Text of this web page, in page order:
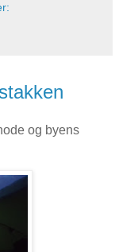
og byens